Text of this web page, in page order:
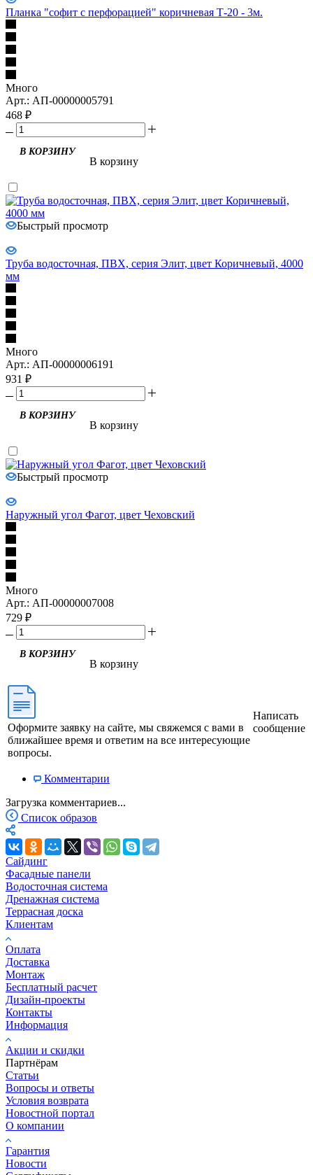
Планка "софит с перфорацией" коричневая Т-20 - 3м.
Много
Арт.: АП-00000005791
468 ₽
В корзину
Быстрый просмотр
Труба водосточная, ПВХ, серия Элит, цвет Коричневый, 4000
мм
Много
Арт.: АП-00000006191
931 ₽
В корзину
Быстрый просмотр
Наружный угол Фагот, цвет Чеховский
Много
Арт.: АП-00000007008
729 ₽
В корзину
Оформите заявку на сайте, мы свяжемся с вами в
ближайшее время и ответим на все интересующие
вопросы.
Написать
сообщение
Комментарии
Загрузка комментариев...
Список образов
Сайдинг
Фасадные панели
Водосточная система
Дренажная система
Террасная доска
Клиентам
Оплата
Доставка
Монтаж
Бесплатный расчет
Дизайн-проекты
Контакты
Информация
Акции и скидки
Партнёрам
Статьи
Вопросы и ответы
Условия возврата
Новостной портал
О компании
Гарантия
Новости